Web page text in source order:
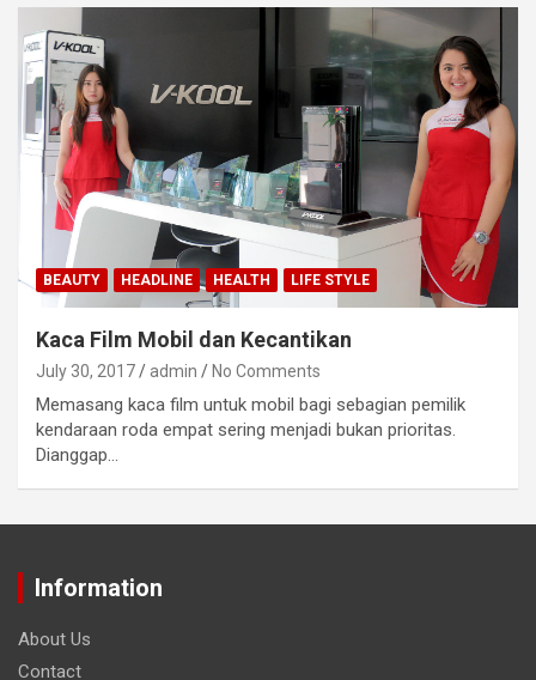
BEAUTY HEADLINE HEALTH LIFE STYLE
Kaca Film Mobil dan Kecantikan
July 30, 2017 admin No Comments
Memasang kaca film untuk mobil bagi sebagian pemilik
kendaraan roda empat sering menjadi bukan prioritas.
Dianggap…
Information
About Us
Contact